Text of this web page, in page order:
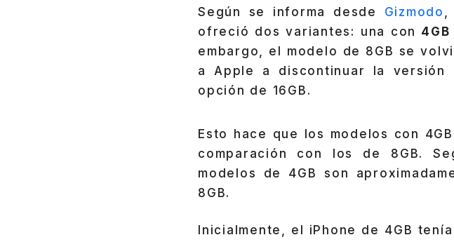
Según se informa desde Gizmodo ,
ofreció dos variantes: una con
embargo, el modelo de 8GB se
a Apple a discontinuar la versión
opción de 16GB.
Esto hace que los modelos con
comparación con los de 8GB.
modelos de 4GB son
8GB.
Inicialmente, el iPhone de 4GB